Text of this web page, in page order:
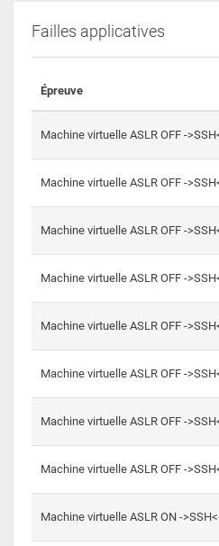
Failles applicatives
Épreuve
Machine virtuelle ASLR OFF -
Machine virtuelle ASLR OFF -
Machine virtuelle ASLR OFF -
Machine virtuelle ASLR OFF -
Machine virtuelle ASLR OFF -
Machine virtuelle ASLR OFF -
Machine virtuelle ASLR OFF -
Machine virtuelle ASLR OFF -
Machine virtuelle ASLR ON -